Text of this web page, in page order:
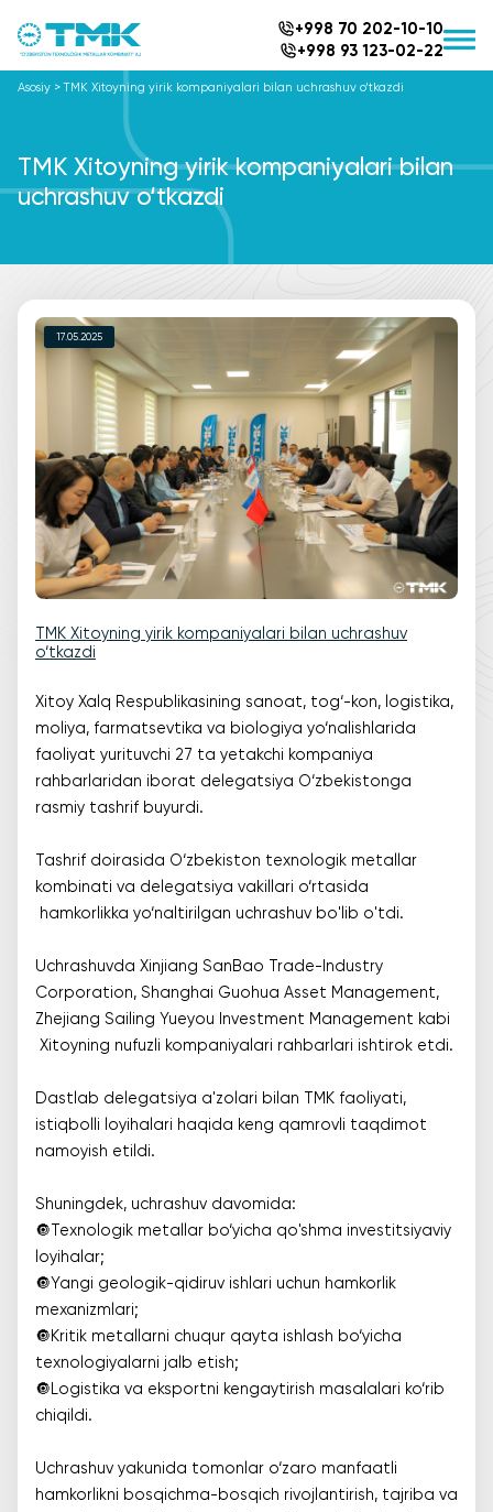
+998 70 202-10-10
+998 93 123-02-22
Asosiy >TMK Xitoyning yirik kompaniyalari bilan uchrashuv o‘tkazdi
TMK Xitoyning yirik kompaniyalari bilan
uchrashuv o‘tkazdi
17.05.2025
TMK Xitoyning yirik kompaniyalari bilan uchrashuv
o‘tkazdi
Xitoy Xalq Respublikasining sanoat, tog‘-kon, logistika,
moliya, farmatsevtika va biologiya yo‘nalishlarida
faoliyat yurituvchi 27 ta yetakchi kompaniya
rahbarlaridan iborat delegatsiya O‘zbekistonga
rasmiy tashrif buyurdi.
Tashrif doirasida O‘zbekiston texnologik metallar
kombinati va delegatsiya vakillari o‘rtasida
hamkorlikka yo‘naltirilgan uchrashuv bo'lib o'tdi.
Uchrashuvda Xinjiang SanBao Trade-Industry
Corporation, Shanghai Guohua Asset Management,
Zhejiang Sailing Yueyou Investment Management kabi
Xitoyning nufuzli kompaniyalari rahbarlari ishtirok etdi.
Dastlab delegatsiya a'zolari bilan TMK faoliyati,
istiqbolli loyihalari haqida keng qamrovli taqdimot
namoyish etildi.
Shuningdek, uchrashuv davomida:
🔘Texnologik metallar bo‘yicha qo'shma investitsiyaviy
loyihalar;
🔘Yangi geologik-qidiruv ishlari uchun hamkorlik
mexanizmlari;
🔘Kritik metallarni chuqur qayta ishlash bo‘yicha
texnologiyalarni jalb etish;
🔘Logistika va eksportni kengaytirish masalalari ko‘rib
chiqildi.
Uchrashuv yakunida tomonlar o‘zaro manfaatli
hamkorlikni bosqichma-bosqich rivojlantirish, tajriba va